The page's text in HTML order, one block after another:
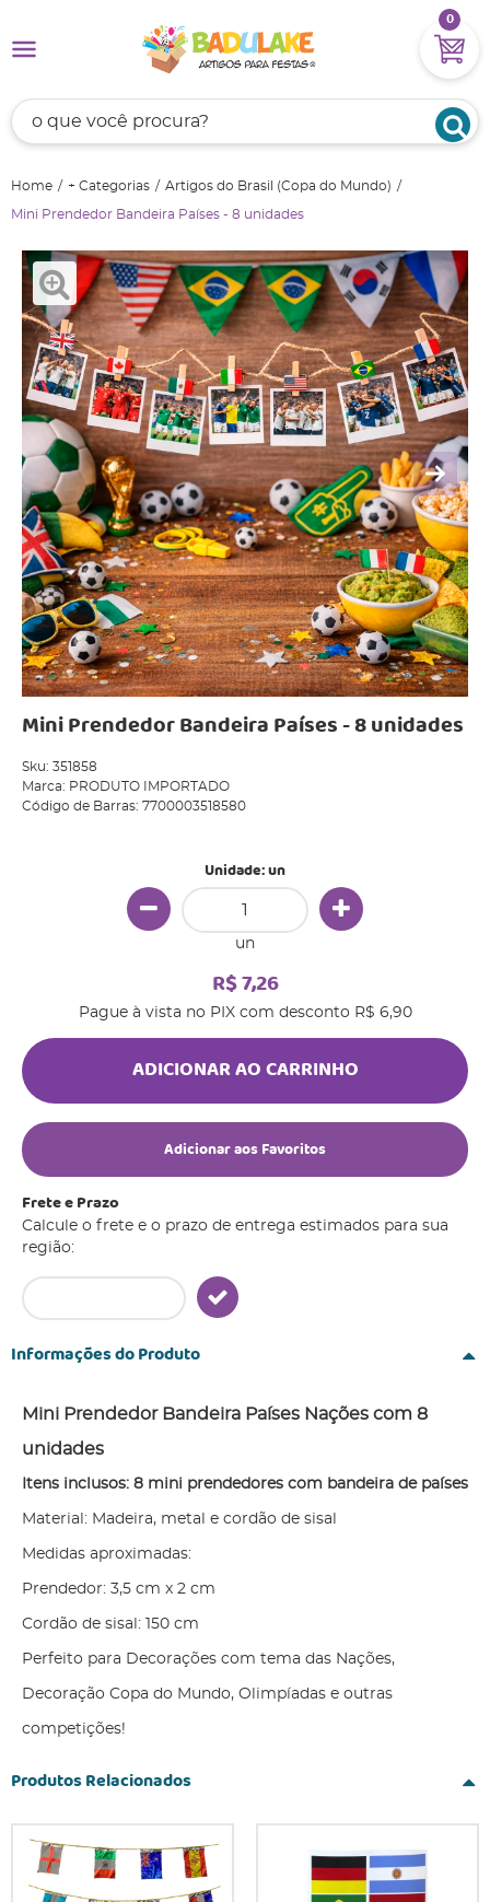
0
Home + Categorias Artigos do Brasil (Copa do Mundo)
Mini Prendedor Bandeira Países - 8 unidades
Mini Prendedor Bandeira Países - 8 unidades
Sku: 351858
Marca: PRODUTO IMPORTADO
Código de Barras: 7700003518580
Unidade: un
un
R$ 7,26
Pague à vista no PIX com desconto R$ 6,90
ADICIONAR AO CARRINHO
Adicionar aos Favoritos
Frete e Prazo
Calcule o frete e o prazo de entrega estimados para sua
região:
Informações do Produto
Mini Prendedor Bandeira Países Nações com 8
unidades
Itens inclusos: 8 mini prendedores com bandeira de países
Material: Madeira, metal e cordão de sisal
Medidas aproximadas:
Prendedor: 3,5 cm x 2 cm
Cordão de sisal: 150 cm
Perfeito para Decorações com tema das Nações,
Decoração Copa do Mundo, Olimpíadas e outras
competições!
Produtos Relacionados